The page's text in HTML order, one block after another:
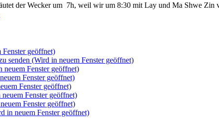
der Wecker um 7h, weil wir um 8:30 mit Lay und Ma Shwe
geöffnet)
senden (Wird in neuem Fenster geöffnet)
Fenster geöffnet)
Fenster geöffnet)
Fenster geöffnet)
Fenster geöffnet)
Fenster geöffnet)
in neuem Fenster geöffnet)